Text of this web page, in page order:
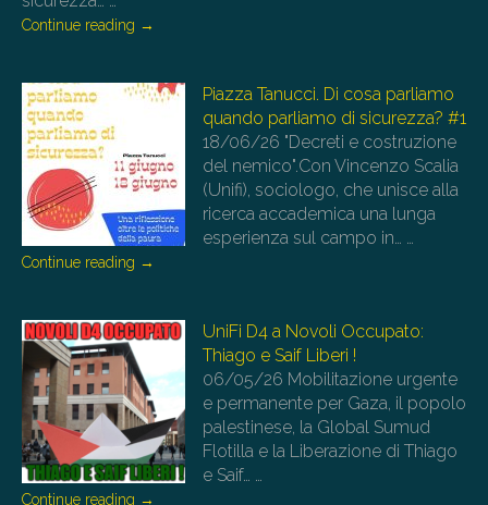
Continue reading →
Piazza Tanucci. Di cosa parliamo
quando parliamo di sicurezza? #1
18/06/26 "Decreti e costruzione
del nemico".Con Vincenzo Scalia
(Unifi), sociologo, che unisce alla
ricerca accademica una lunga
esperienza sul campo in… …
Continue reading →
UniFi D4 a Novoli Occupato:
Thiago e Saif Liberi !
06/05/26 Mobilitazione urgente
e permanente per Gaza, il popolo
palestinese, la Global Sumud
Flotilla e la Liberazione di Thiago
e Saif… …
Continue reading →